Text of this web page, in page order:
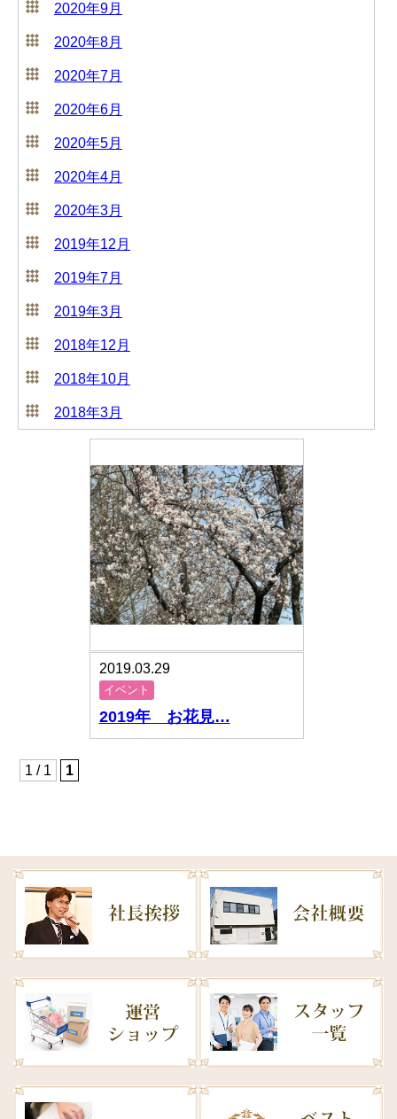
2020年9月
2020年8月
2020年7月
2020年6月
2020年5月
2020年4月
2020年3月
2019年12月
2019年7月
2019年3月
2018年12月
2018年10月
2018年3月
2019.03.29
イベント
2019年 お花見…
1 / 1 1